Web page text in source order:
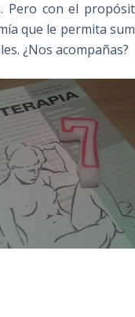
Pero con el
que le permita
¿Nos acompañas?